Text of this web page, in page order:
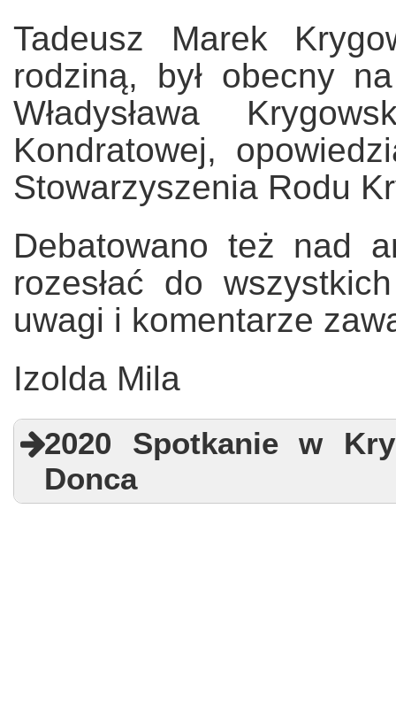
Tadeusz Marek
rodziną, był obecny
Władysława
Kondratowej,
Stowarzyszenia Rodu
Debatowano też nad
rozesłać do
uwagi i komentarze
Izolda Mila
2020 Spotkanie w
Donca